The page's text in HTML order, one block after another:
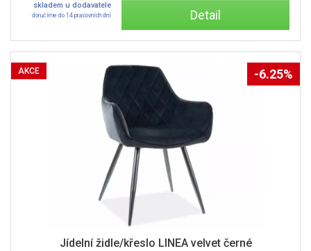
skladem u dodavatele
doručíme do 14 pracovních dní Detail
Jídelní židle/křeslo LINEA velvet černé
AKCE -6.25%